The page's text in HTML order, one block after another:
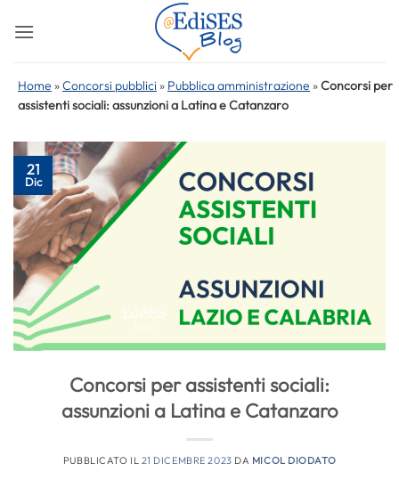
Home »Concorsi pubblici » Pubblica amministrazione »Concorsi per
assistenti sociali: assunzioni a Latina e Catanzaro
21
Dic
Concorsi per assistenti sociali:
assunzioni a Latina e Catanzaro
PUBBLICATO IL 21 DICEMBRE 2023 DA MICOL DIODATO